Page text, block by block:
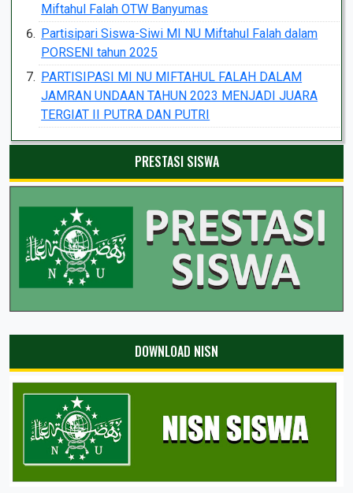
Miftahul Falah OTW Banyumas
Partisipari Siswa-Siwi MI NU Miftahul Falah dalam
PORSENI tahun 2025
PARTISIPASI MI NU MIFTAHUL FALAH DALAM
JAMRAN UNDAAN TAHUN 2023 MENJADI JUARA
TERGIAT II PUTRA DAN PUTRI
PRESTASI SISWA
DOWNLOAD NISN